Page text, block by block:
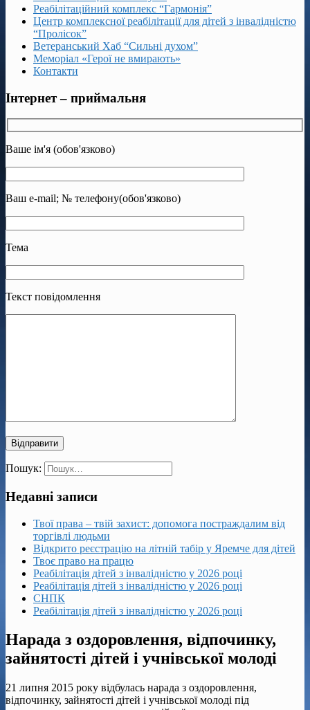
Реабілітаційний комплекс “Гармонія”
Центр комплексної реабілітації для дітей з інвалідністю
“Пролісок”
Ветеранський Хаб “Сильні духом”
Меморіал «Герої не вмирають»
Контакти
Інтернет – приймальня
Ваше ім'я (обов'язково)
Ваш e-mail; № телефону(обов'язково)
Тема
Текст повідомлення
Пошук:
Недавні записи
Твої права – твій захист: допомога постраждалим від
торгівлі людьми
Відкрито реєстрацію на літній табір у Яремче для дітей
Твоє право на працю
Реабілітація дітей з інвалідністю у 2026 році
Реабілітація дітей з інвалідністю у 2026 році
СНПК
Реабілітація дітей з інвалідністю у 2026 році
Нарада з оздоровлення, відпочинку,
зайнятості дітей і учнівської молоді
21 липня 2015 року відбулась нарада з оздоровлення,
відпочинку, зайнятості дітей і учнівської молоді під